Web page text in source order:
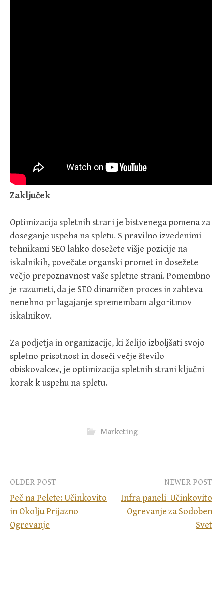
Zaključek
Optimizacija spletnih strani je bistvenega pomena za
doseganje uspeha na spletu. S pravilno izvedenimi
tehnikami SEO lahko dosežete višje pozicije na
iskalnikih, povečate organski promet in dosežete
večjo prepoznavnost vaše spletne strani. Pomembno
je razumeti, da je SEO dinamičen proces in zahteva
nenehno prilagajanje spremembam algoritmov
iskalnikov.
Za podjetja in organizacije, ki želijo izboljšati svojo
spletno prisotnost in doseči večje število
obiskovalcev, je optimizacija spletnih strani ključni
korak k uspehu na spletu.
Marketing
Post
navigation
OLDER POST
Peč na Pelete: Učinkovito
in Okolju Prijazno
Ogrevanje
NEWER POST
Infra paneli: Učinkovito
Ogrevanje za Sodoben
Svet